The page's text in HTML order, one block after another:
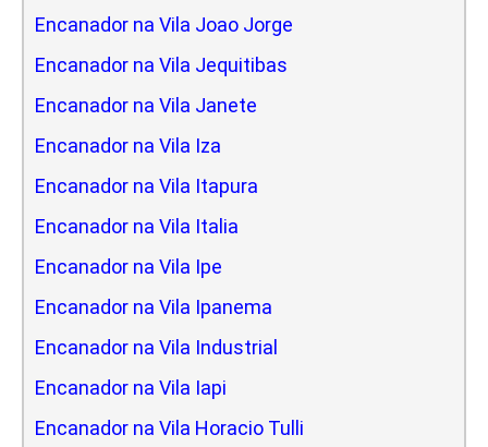
Encanador na Vila Joao Jorge
Encanador na Vila Jequitibas
Encanador na Vila Janete
Encanador na Vila Iza
Encanador na Vila Itapura
Encanador na Vila Italia
Encanador na Vila Ipe
Encanador na Vila Ipanema
Encanador na Vila Industrial
Encanador na Vila Iapi
Encanador na Vila Horacio Tulli